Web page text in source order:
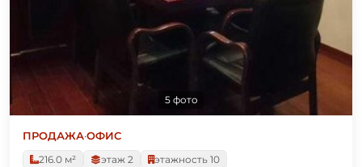
5 фото
ПРОДАЖА·ОФИС
216.0 м²
этаж 2
этажность 10